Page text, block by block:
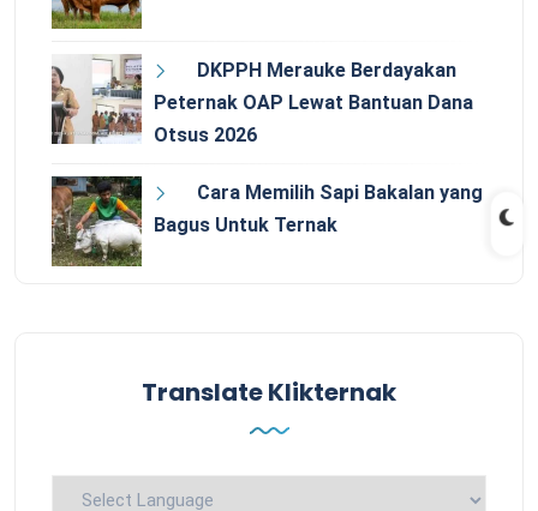
DKPPH Merauke Berdayakan
Peternak OAP Lewat Bantuan Dana
Otsus 2026
Cara Memilih Sapi Bakalan yang
Bagus Untuk Ternak
Translate Klikternak